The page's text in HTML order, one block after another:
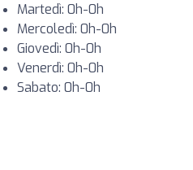
Martedì: 0h-0h
Mercoledì: 0h-0h
Giovedì: 0h-0h
Venerdì: 0h-0h
Sabato: 0h-0h